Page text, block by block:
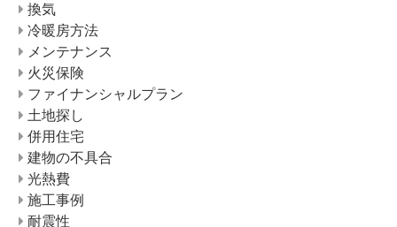
換気
冷暖房方法
メンテナンス
火災保険
ファイナンシャルプラン
土地探し
併用住宅
建物の不具合
光熱費
施工事例
耐震性